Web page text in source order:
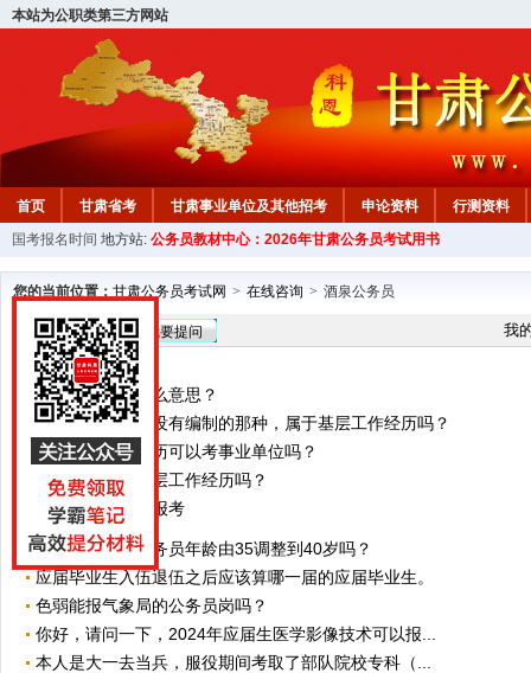
本站为公职类第三方网站
首页 甘肃省考 甘肃事业单位及其他招考 申论资料
行测资料
国考报名时间 地方站: 公务员教材中心：2026年甘肃公务员考试用书
您的当前位置： 甘肃公务员考试网 > 在线咨询 > 酒泉公务员
在线咨询 我要提问 我
差额事业编是什么意思？
我在学校工作，没有编制的那种，属于基层工作经历吗？
请问军队函授学历可以考事业单位吗？
编外人员算是基层工作经历吗？
在职公务员能否报考
请问今年会将公务员年龄由35调整到40岁吗？
应届毕业生入伍退伍之后应该算哪一届的应届毕业生。
色弱能报气象局的公务员岗吗？
你好，请问一下，2024年应届生医学影像技术可以报...
本人是大一去当兵，服役期间考取了部队院校专科（...